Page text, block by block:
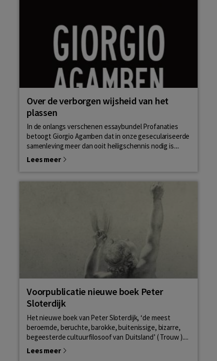
Over de verborgen wijsheid van het
plassen
In de onlangs verschenen essaybundel Profanaties
betoogt Giorgio Agamben dat in onze geseculariseerde
samenleving meer dan ooit heiligschennis nodig is....
Lees meer
Voorpublicatie nieuwe boek Peter
Sloterdijk
Het nieuwe boek van Peter Sloterdijk, ‘de meest
beroemde, beruchte, barokke, buitenissige, bizarre,
begeesterde cultuurfilosoof van Duitsland’ ( Trouw )....
Lees meer